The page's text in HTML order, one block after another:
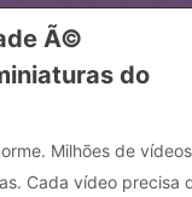
Ã©
do
Milhões de vídeos
Cada vídeo precisa